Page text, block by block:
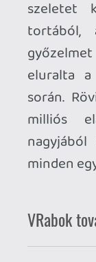
képernyő a
élmények
visszaadni,
maga, azt
eltérő módon
VR-ra,
azért, akik
szeretnének